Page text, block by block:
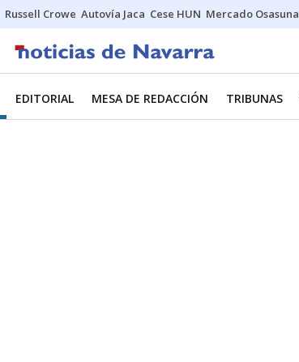
Russell Crowe Autovía Jaca Cese HUN Mercado Osasuna
EDITORIAL MESA DE REDACCIÓN TRIBUNAS